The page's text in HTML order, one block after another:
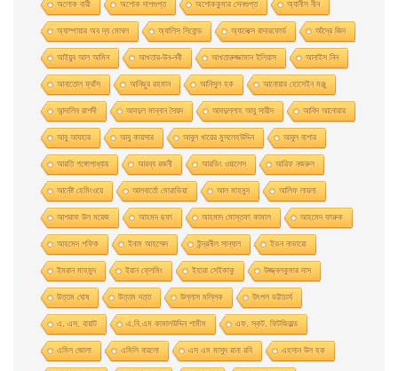
অলোক বারী অশােক দাশগুপ্ত অশোককুমার সেনগুপ্ত অ্যানীস নীন
অ্যাম্পায়ার অব দ্য মােঘল অ্যালিস সিবােন্ড অ্যালেক্স রাদারফোর্ড আঁদ্রে জিদ
আইয়ুব আল আমিন আখতার-উন-নবী আখতারুজ্জামান ইলিয়াস আনাইস নিন
আনাতােল ফ্রাঁস আনিছুর রহমান আনিসুল হক আনোয়ার হোসেইন মঞ্জু
আন্দালিব রাশদী আবদুল মান্নান সৈয়দ আবদুল্লাহ আবু সায়ীদ আবিদ আনোয়ার
আবু আযহার আবু কায়সার আবুল খায়ের মুসলেহউদ্দিন আবুল বাশার
আরতি গঙ্গোপাধ্যায় আরব্য রজনী আরভিং ওয়ালেস আরিফ নজরুল
আর্নেষ্ট হেমিংওয়ে আলবার্তো মােরাভিয়া আল মাহমুদ আলিফ লায়লা
আশরাফ উল ময়েজ আহমদ ছফা আহমাদ মোস্তফা কামাল আহমেদ ফারুক
আহমেদ শফিক ইনাম আহম্মেদ ইন্দ্রনীল সান্যাল ইভন নাভারাে
ইমরান মাহমুদ ইয়ান ফ্লেমিং ইহারা সেইকাকু উজ্জ্বলকুমার দাস
উত্তম ঘােষ উত্তম দত্ত উল্লাস মল্লিক উৎপল ভট্টাচার্য
এ. এস. বায়াট এ.বি.এম কামালউদ্দিন শামীম এফ. স্কট. ফিটজিরাল্ড
এমিল জোলা এমিলি বারলো এস এম মাসুদ রানা রবি এহসান উল হক